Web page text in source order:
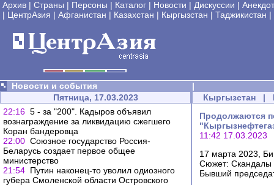
Архив | Страны | Персоны | Каталог | Новости | Дискуссии |
| ЦентрАзия | Афганистан | Казахстан | Кыргызстан | Таджикистан |
Новости и события
|
Пятница, 17.03.2023
22:16 5 - за "200". Кадыров объявил
вознаграждение за ликвидацию сжегшего
Коран бандеровца
22:00 Союзное государство Россия-
Беларусь создает первое общее
министерство
21:54 Путин наконец-то уволил одиозного
губера Смоленской области Островского
Кыргызстан |
Продолжаются
11:42 17.03.2023
17 марта 2023,
Сюжет: Скандалы
Бывший